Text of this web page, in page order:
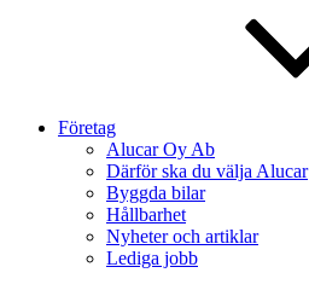
Företag
Alucar Oy Ab
Därför ska du välja Alucar
Byggda bilar
Hållbarhet
Nyheter och artiklar
Lediga jobb